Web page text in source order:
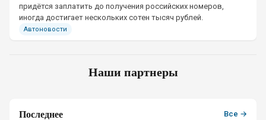
придётся заплатить до получения российских номеров,
иногда достигает нескольких сотен тысяч рублей.
Автоновости
Наши партнеры
Последнее Все →